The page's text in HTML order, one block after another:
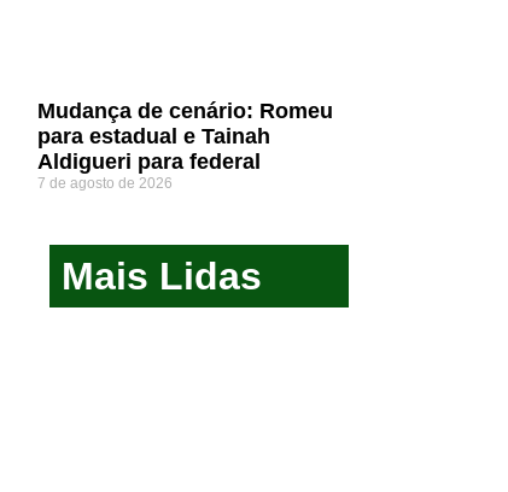
Mudança de cenário: Romeu
para estadual e Tainah
Aldigueri para federal
7 de agosto de 2026
Mais Lidas